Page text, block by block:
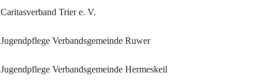
Caritasverband Trier e. V.
Jugendpflege Verbandsgemeinde Ruwer
Jugendpflege Verbandsgemeinde Hermeskeil